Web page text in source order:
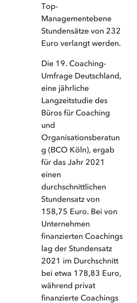
Top-
Managementebene
Stundensätze von 232
Euro verlangt werden.
Die 19. Coaching-
Umfrage Deutschland,
eine jährliche
Langzeitstudie des
Büros für Coaching
und
Organisationsberatun
g (BCO Köln), ergab
für das Jahr 2021
einen
durchschnittlichen
Stundensatz von
158,75 Euro. Bei von
Unternehmen
finanzierten Coachings
lag der Stundensatz
2021 im Durchschnitt
bei etwa 178,83 Euro,
während privat
finanzierte Coachings